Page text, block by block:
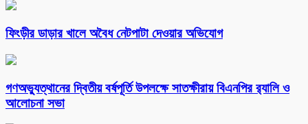
ফিংড়ীর ডাড়ার খালে অবৈধ নেটপাটা দেওয়ার অভিযোগ
গণঅভ্যুত্থানের দ্বিতীয় বর্ষপূর্তি উপলক্ষে সাতক্ষীরায় বিএনপির র‌্যালি ও
আলোচনা সভা